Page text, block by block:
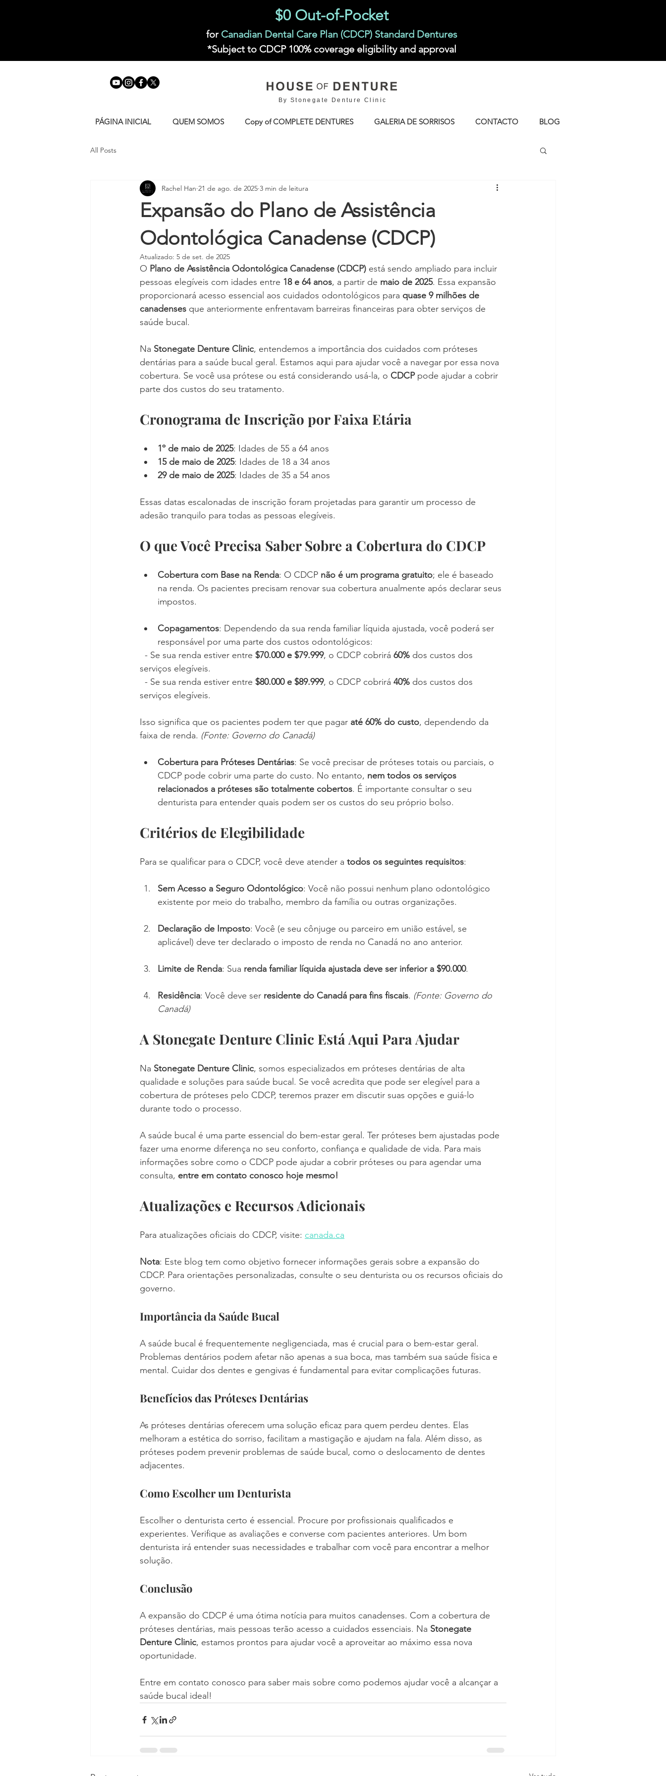
$0 Out-of-Pocket
for Canadian Dental Care Plan (CDCP) Standard Dentures
*Subject to CDCP 100% coverage eligibility and approval
By Stonegate Denture Clinic
PÁGINA INICIAL QUEM SOMOS Copy of COMPLETE DENTURES GALERIA DE SORRISOS CONTACTO BLOG
All Posts
Expansão do Plano de Assistência
Odontológica Canadense (CDCP)
Rachel Han 21 de ago. de 2025 3 min de leitura
Atualizado: 5 de set. de 2025
O Plano de Assistência Odontológica Canadense (CDCP) está sendo ampliado para incluir
pessoas elegíveis com idades entre 18 e 64 anos, a partir de maio de 2025. Essa expansão
proporcionará acesso essencial aos cuidados odontológicos para quase 9 milhões de
canadenses que anteriormente enfrentavam barreiras financeiras para obter serviços de
saúde bucal.
Na Stonegate Denture Clinic, entendemos a importância dos cuidados com próteses
dentárias para a saúde bucal geral. Estamos aqui para ajudar você a navegar por essa nova
cobertura. Se você usa prótese ou está considerando usá-la, o CDCP pode ajudar a cobrir
parte dos custos do seu tratamento.
Cronograma de Inscrição por Faixa Etária
1º de maio de 2025: Idades de 55 a 64 anos
15 de maio de 2025: Idades de 18 a 34 anos
29 de maio de 2025: Idades de 35 a 54 anos
Essas datas escalonadas de inscrição foram projetadas para garantir um processo de
adesão tranquilo para todas as pessoas elegíveis.
O que Você Precisa Saber Sobre a Cobertura do CDCP
Cobertura com Base na Renda: O CDCP não é um programa gratuito; ele é baseado
na renda. Os pacientes precisam renovar sua cobertura anualmente após declarar seus
impostos.
Copagamentos: Dependendo da sua renda familiar líquida ajustada, você poderá ser
responsável por uma parte dos custos odontológicos:
  - Se sua renda estiver entre
$70.000 e $79.999, o CDCP cobrirá 60% dos custos dos
serviços elegíveis.
  - Se sua renda estiver entre
$80.000 e $89.999, o CDCP cobrirá 40% dos custos dos
serviços elegíveis.
Isso significa que os pacientes podem ter que pagar até 60% do custo, dependendo da
faixa de renda. (Fonte: Governo do Canadá)
Cobertura para Próteses Dentárias: Se você precisar de próteses totais ou parciais, o
CDCP pode cobrir uma parte do custo. No entanto, nem todos os serviços
relacionados a próteses são totalmente cobertos. É importante consultar o seu
denturista para entender quais podem ser os custos do seu próprio bolso.
Critérios de Elegibilidade
Para se qualificar para o CDCP, você deve atender a todos os seguintes requisitos:
Sem Acesso a Seguro Odontológico: Você não possui nenhum plano odontológico
existente por meio do trabalho, membro da família ou outras organizações.
Declaração de Imposto: Você (e seu cônjuge ou parceiro em união estável, se
aplicável) deve ter declarado o imposto de renda no Canadá no ano anterior.
Limite de Renda: Sua renda familiar líquida ajustada deve ser inferior a $90.000.
Residência: Você deve ser residente do Canadá para fins fiscais. (Fonte: Governo do
Canadá)
A Stonegate Denture Clinic Está Aqui Para Ajudar
Na Stonegate Denture Clinic, somos especializados em próteses dentárias de alta
qualidade e soluções para saúde bucal. Se você acredita que pode ser elegível para a
cobertura de próteses pelo CDCP, teremos prazer em discutir suas opções e guiá-lo
durante todo o processo.
A saúde bucal é uma parte essencial do bem-estar geral. Ter próteses bem ajustadas pode
fazer uma enorme diferença no seu conforto, confiança e qualidade de vida. Para mais
informações sobre como o CDCP pode ajudar a cobrir próteses ou para agendar uma
consulta, entre em contato conosco hoje mesmo!
Atualizações e Recursos Adicionais
Para atualizações oficiais do CDCP, visite: canada.ca
Nota: Este blog tem como objetivo fornecer informações gerais sobre a expansão do
CDCP. Para orientações personalizadas, consulte o seu denturista ou os recursos oficiais do
governo.
Importância da Saúde Bucal
A saúde bucal é frequentemente negligenciada, mas é crucial para o bem-estar geral.
Problemas dentários podem afetar não apenas a sua boca, mas também sua saúde física e
mental. Cuidar dos dentes e gengivas é fundamental para evitar complicações futuras.
Benefícios das Próteses Dentárias
As próteses dentárias oferecem uma solução eficaz para quem perdeu dentes. Elas
melhoram a estética do sorriso, facilitam a mastigação e ajudam na fala. Além disso, as
próteses podem prevenir problemas de saúde bucal, como o deslocamento de dentes
adjacentes.
Como Escolher um Denturista
Escolher o denturista certo é essencial. Procure por profissionais qualificados e
experientes. Verifique as avaliações e converse com pacientes anteriores. Um bom
denturista irá entender suas necessidades e trabalhar com você para encontrar a melhor
solução.
Conclusão
A expansão do CDCP é uma ótima notícia para muitos canadenses. Com a cobertura de
próteses dentárias, mais pessoas terão acesso a cuidados essenciais. Na Stonegate
Denture Clinic, estamos prontos para ajudar você a aproveitar ao máximo essa nova
oportunidade.
Entre em contato conosco para saber mais sobre como podemos ajudar você a alcançar a
saúde bucal ideal!